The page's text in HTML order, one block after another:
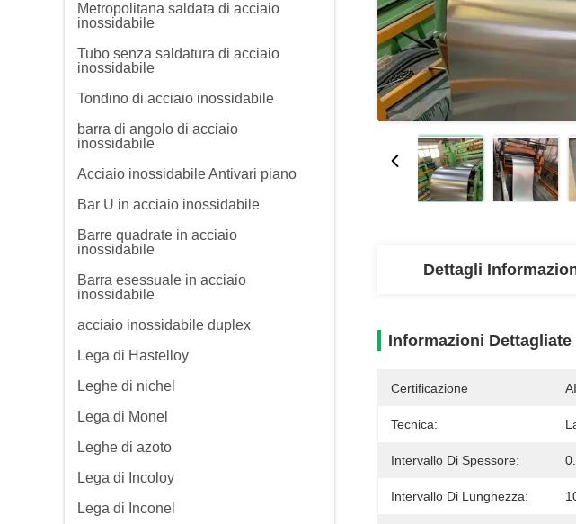
Metropolitana saldata di acciaio
inossidabile
Tubo senza saldatura di acciaio
inossidabile
Tondino di acciaio inossidabile
barra di angolo di acciaio
inossidabile
Acciaio inossidabile Antivari piano
Bar U in acciaio inossidabile
Barre quadrate in acciaio
inossidabile
Barra esessuale in acciaio
inossidabile
acciaio inossidabile duplex
Lega di Hastelloy
Leghe di nichel
Lega di Monel
Leghe di azoto
Lega di Incoloy
Lega di Inconel
Dettagli
Informazioni Dettagliate
Certificazione
Tecnica:
Intervallo Di Spessore:
Intervallo Di Lunghezza: